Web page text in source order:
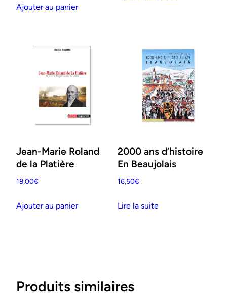
Ajouter au panier
Jean-Marie Roland
de la Platière
18,00€
Ajouter au panier
2000 ans d’histoire
En Beaujolais
16,50€
Lire la suite
Produits similaires